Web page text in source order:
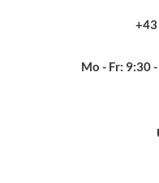
Mo - Fr: 9:30